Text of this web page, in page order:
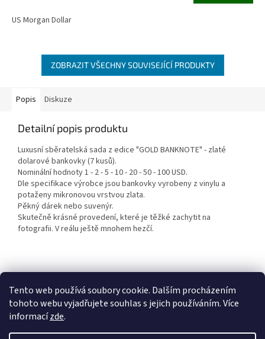
Tento web používá soubory cookie. Dalším procházením
tohoto webu vyjadřujete souhlas s jejich používáním. Více
informacízde.
US Morgan Dollar
ZOBRAZIT VŠECHNY SOUVISEJÍCÍ PRODUKTY
Popis Diskuze
Detailní popis produktu
Luxusní sběratelská sada z edice "GOLD BANKNOTE" - zlaté
dolarové bankovky (7 kusů).
Nominální hodnoty 1 - 2 - 5 - 10 - 20 - 50 - 100 USD.
Dle specifikace výrobce jsou bankovky vyrobeny z vinylu a
potaženy mikronovou vrstvou zlata.
Pěkný dárek nebo suvenýr.
Skutečně krásné provedení, které je těžké zachytit na
fotografii. V reálu ještě mnohem hezčí.
Z
Penzion RENSHOF - ubytování na Šumavě VZORNÝ VOJÁK